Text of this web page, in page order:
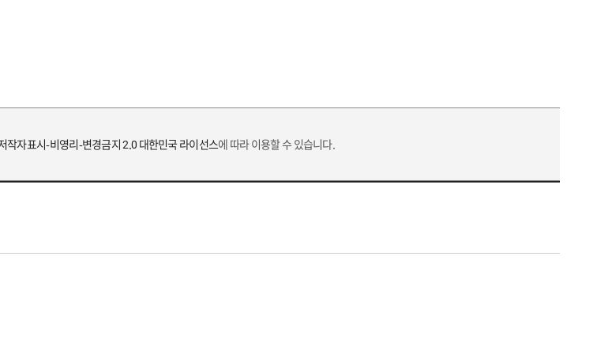
작자표시-비영리-변경금지 2.0 대한민국 라이선스에 따라 이용할 수 있습니다.